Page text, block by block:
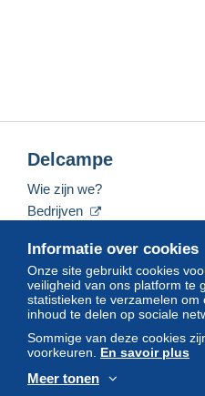
Informatie over cookies
Onze site gebruikt cookies
veiligheid van ons platform te
statistieken te verzamelen
inhoud te delen op sociale
Sommige van deze cookies
voorkeuren. En savoir plus
Meer tonen
Delcampe
Wie zijn we?
Bedrijven
Neem contact met ons op
© Delcampe International srl.